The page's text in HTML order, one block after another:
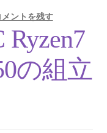
メントを残す
の組立